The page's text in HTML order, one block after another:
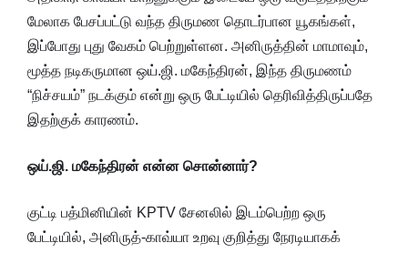
மேலாக பேசப்பட்டு வந்த திருமண தொடர்பான யூகங்கள்,
இப்போது புது வேகம் பெற்றுள்ளன. அனிருத்தின் மாமாவும்,
மூத்த நடிகருமான ஒய்.ஜி. மகேந்திரன், இந்த திருமணம்
“நிச்சயம்” நடக்கும் என்று ஒரு பேட்டியில் தெரிவித்திருப்பதே
இதற்குக் காரணம்.
ஒய்.ஜி. மகேந்திரன் என்ன சொன்னார்?
குட்டி பத்மினியின் KPTV சேனலில் இடம்பெற்ற ஒரு
பேட்டியில், அனிருத்-காவ்யா உறவு குறித்து நேரடியாகக்